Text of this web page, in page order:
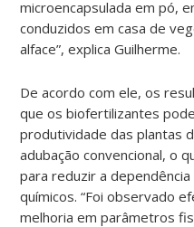
microencapsulada em pó,
conduzidos em casa de
alface”, explica Guilherme.
De acordo com ele, os
que os biofertilizantes
produtividade das plantas
adubação convencional, o
para reduzir a
químicos. “Foi observado
melhoria em parâmetros